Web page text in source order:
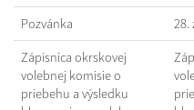
Pozvánka 28.
Zápisnica okrskovej
volebnej komisie o
priebehu a výsledku